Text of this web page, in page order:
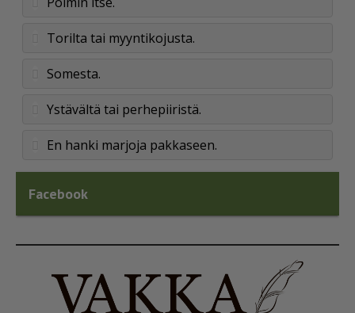
Torilta tai myyntikojusta.
Somesta.
Ystävältä tai perhepiiristä.
En hanki marjoja pakkaseen.
Facebook